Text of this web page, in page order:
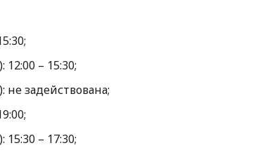
– 15:30;
не задействована;
– 17:30;